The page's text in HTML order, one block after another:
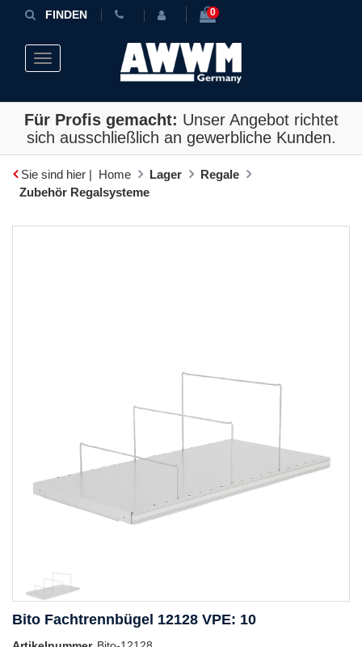
FINDEN 0
Toggle navigation
Für Profis gemacht: Unser Angebot richtet
sich ausschließlich an gewerbliche Kunden.
Sie sind hier | Home Lager
Regale
Zubehör Regalsysteme
Bito Fachtrennbügel 12128 VPE: 10